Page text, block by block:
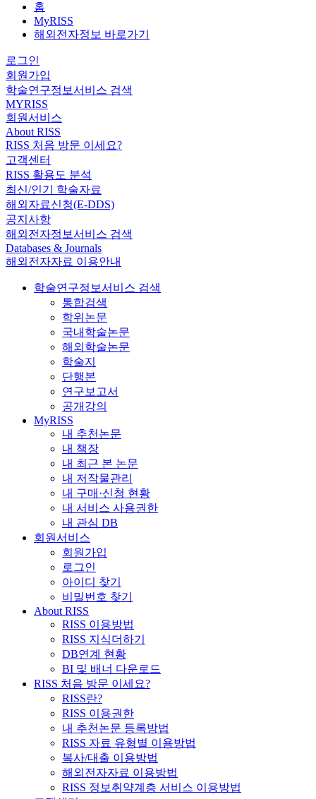
홈
MyRISS
해외전자정보 바로가기
로그인
회원가입
학술연구정보서비스 검색
MYRISS
회원서비스
About RISS
RISS 처음 방문 이세요?
고객센터
RISS 활용도 분석
최신/인기 학술자료
해외자료신청(E-DDS)
공지사항
해외전자정보서비스 검색
Databases & Journals
해외전자자료 이용안내
학술연구정보서비스 검색
통합검색
학위논문
국내학술논문
해외학술논문
학술지
단행본
연구보고서
공개강의
MyRISS
내 추천논문
내 책장
내 최근 본 논문
내 저작물관리
내 구매·신청 현황
내 서비스 사용권한
내 관심 DB
회원서비스
회원가입
로그인
아이디 찾기
비밀번호 찾기
About RISS
RISS 이용방법
RISS 지식더하기
DB연계 현황
BI 및 배너 다운로드
RISS 처음 방문 이세요?
RISS란?
RISS 이용권한
내 추천논문 등록방법
RISS 자료 유형별 이용방법
복사/대출 이용방법
해외전자자료 이용방법
RISS 정보취약계층 서비스 이용방법